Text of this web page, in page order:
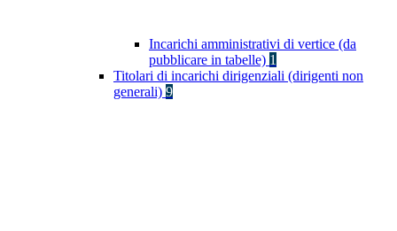
Incarichi amministrativi di vertice (da
pubblicare in tabelle) 1
Titolari di incarichi dirigenziali (dirigenti non
generali) 9